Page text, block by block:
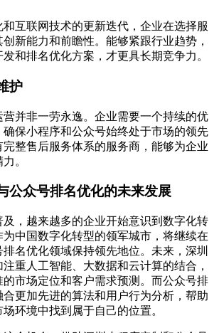
互联网技术的更新迭代，企业在选择服
新能力和前瞻性。能够紧跟行业趋势，
和排名优化方案，才更具长期竞争力。
护
并非一劳永逸。企业需要一个持续的优
保小程序和公众号始终处于市场的领先
整售后服务体系的服务商，能够为企业
。
公众号排名优化的未来发展
及，越来越多的企业开始意识到数字化转
中国数字化转型的领军城市，将继续在
名优化领域保持领先地位。未来，深圳
重人工智能、大数据和云计算的结合，
市场定位和客户需求预测。而公众号排
更加先进的算法和用户行为分析，帮助
环境中找到属于自己的位置。